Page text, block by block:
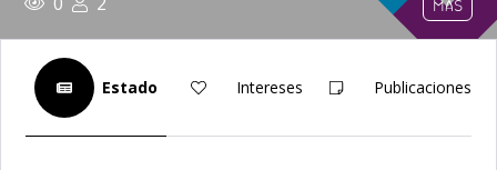
MÁS
Estado Intereses Publicaciones